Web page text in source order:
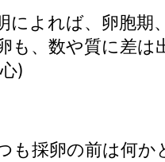
によれば、卵胞期
も、数や質に差は
)
も採卵の前は何か